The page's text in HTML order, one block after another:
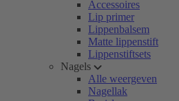
Accessoires
Lip primer
Lippenbalsem
Matte lippenstift
Lippenstiftsets
Nagels
Alle weergeven
Nagellak